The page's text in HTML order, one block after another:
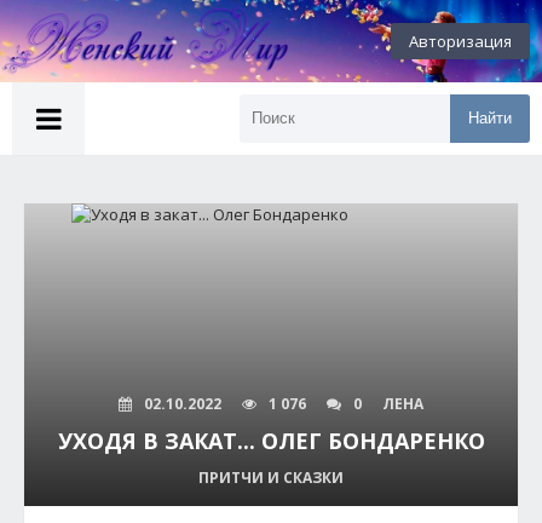
Авторизация
Найти
02.10.2022 1 076 0 ЛЕНА
УХОДЯ В ЗАКАТ... ОЛЕГ БОНДАРЕНКО
ПРИТЧИ И СКАЗКИ